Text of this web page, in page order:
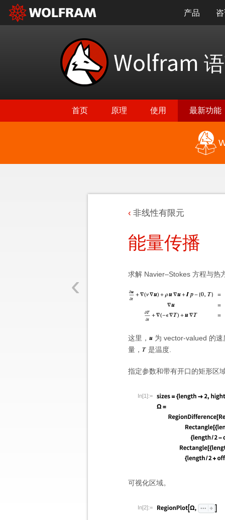
产品
Wolfram
首页 原理 使用 最新功能
‹
非线性有限元
能量传播
求解 Navier–Stokes 方程与热
这里，
为 vector-valued 的速
量，
是温度.
指定参数和带有开口的矩形区
In[1]:=
可视化区域。
In[2]:=